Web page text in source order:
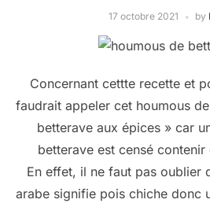
17 octobre 2021 by
Concernant cettte recette et
faudrait appeler cet houmous
betterave aux épices » car
betterave est censé
En effet, il ne faut pas oublier
arabe signifie pois chiche donc